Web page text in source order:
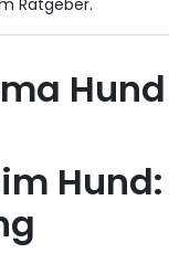
Ratgeber.
Hund
Hund: